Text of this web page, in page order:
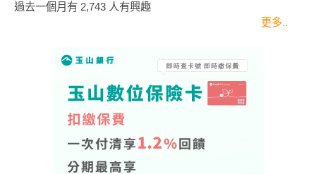
過去一個月有 2,743 人有興趣
更多..